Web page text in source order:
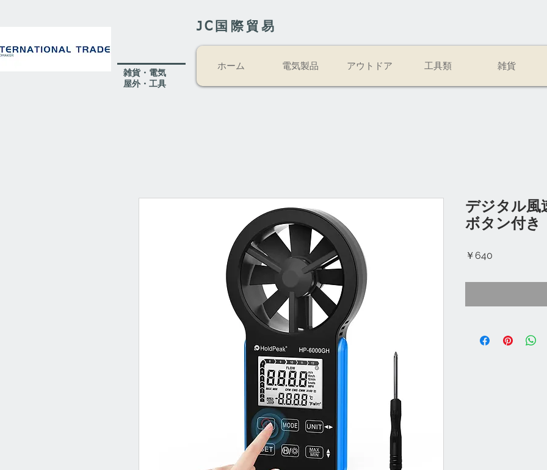
JC国際貿易
​雑貨・電気
​屋外・工具
ホーム 電気製品 アウトドア 工具類 雑貨
デジタル風
ボタン付き
￥640